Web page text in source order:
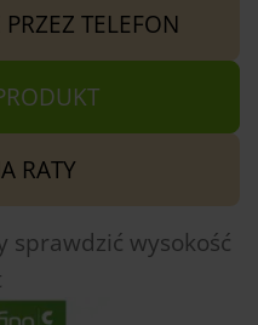
TELEFON
RATY
sprawdzić wysokość